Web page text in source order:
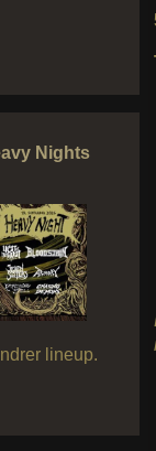
Nights
lineup.